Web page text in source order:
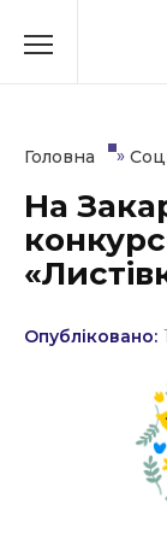
до
Культура
Освіта
Події
Головна »
На
Опубліковано: